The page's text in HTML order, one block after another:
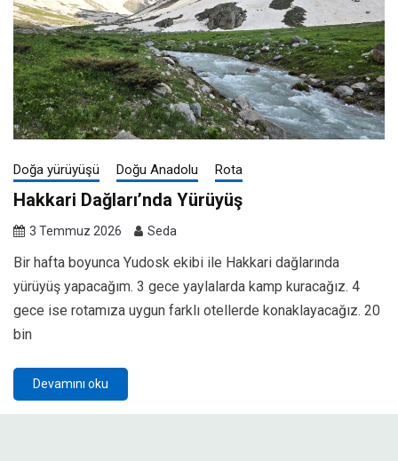
Doğa yürüyüşü Doğu Anadolu Rota
Hakkari Dağları’nda Yürüyüş
3 Temmuz 2026 Seda
Bir hafta boyunca Yudosk ekibi ile Hakkari dağlarında
yürüyüş yapacağım. 3 gece yaylalarda kamp kuracağız. 4
gece ise rotamıza uygun farklı otellerde konaklayacağız. 20
bin
Devamını oku